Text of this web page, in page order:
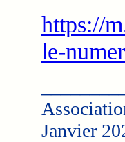
https://
le-
Janvier